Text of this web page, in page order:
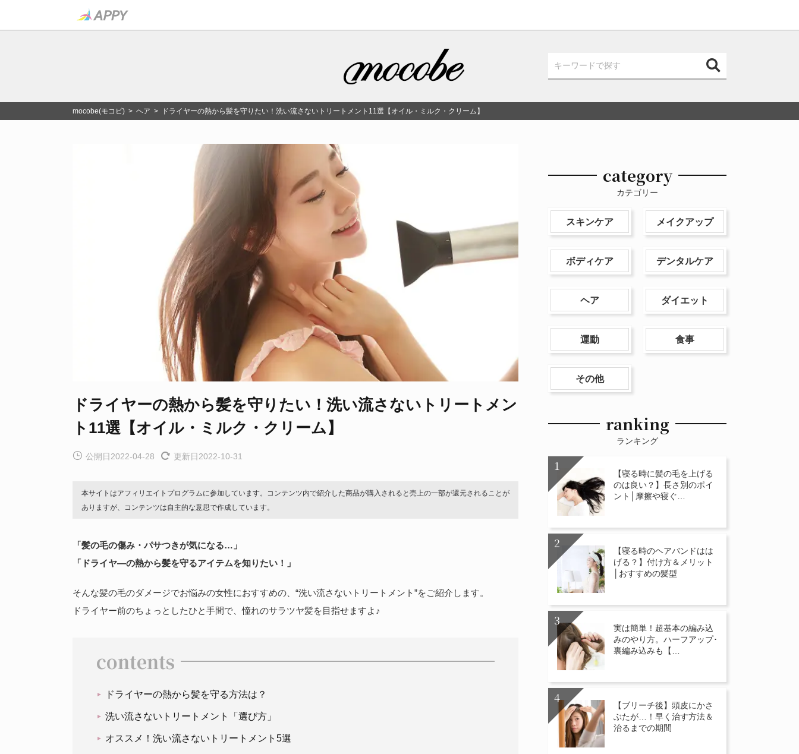
mocobe(モコビ) > ヘア > ドライヤーの熱から髪を守りたい！洗い流さないトリートメント11選【オイル・ミルク・クリーム】
ドライヤーの熱から髪を守りたい！洗い流さないトリートメン
ト11選【オイル・ミルク・クリーム】
公開日2022-04-28 更新日2022-10-31
本サイトはアフィリエイトプログラムに参加しています。コンテンツ内で紹介した商品が購入されると売上の一部が還元されることが
ありますが、コンテンツは自主的な意思で作成しています。
「髪の毛の傷み・パサつきが気になる…」
「ドライヤ―の熱から髪を守るアイテムを知りたい！」
そんな髪の毛のダメージでお悩みの女性におすすめの、“洗い流さないトリートメント”をご紹介します。
ドライヤー前のちょっとしたひと手間で、憧れのサラツヤ髪を目指せますよ♪
contents
ドライヤーの熱から髪を守る方法は？
洗い流さないトリートメント「選び方」
オススメ！洗い流さないトリートメント5選
category
カテゴリー
スキンケア メイクアップ
ボディケア デンタルケア
ヘア ダイエット
運動 食事
その他
ranking
ランキング
【寝る時に髪の毛を上げる
のは良い？】長さ別のポイ
ント│摩擦や寝ぐ…
【寝る時のヘアバンドはは
げる？】付け方＆メリット
│おすすめの髪型
実は簡単！超基本の編み込
みのやり方。ハーフアップ･
裏編み込みも【…
【ブリーチ後】頭皮にかさ
ぶたが…！早く治す方法＆
治るまでの期間